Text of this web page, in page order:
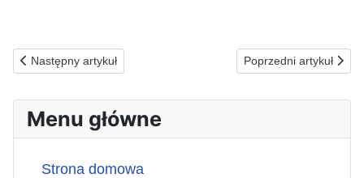
Poprzednia strona: 23.03.1991(s) Za podżegaczy wojennych
Następny artykuł Następna strona:
Poprzedni artykuł
Menu główne
Strona domowa